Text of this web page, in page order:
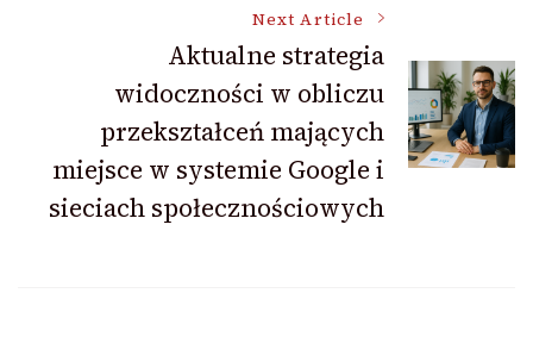
Next Article
Aktualne strategia
widoczności w obliczu
przekształceń mających
miejsce w systemie Google i
sieciach społecznościowych